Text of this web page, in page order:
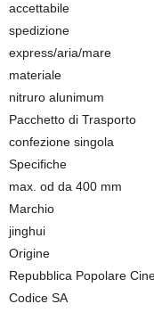
accettabile
spedizione
express/aria/mare
materiale
nitruro alunimum
Pacchetto di Trasporto
confezione singola
Specifiche
max. od da 400 mm
Marchio
jinghui
Origine
Repubblica Popolare
Codice SA